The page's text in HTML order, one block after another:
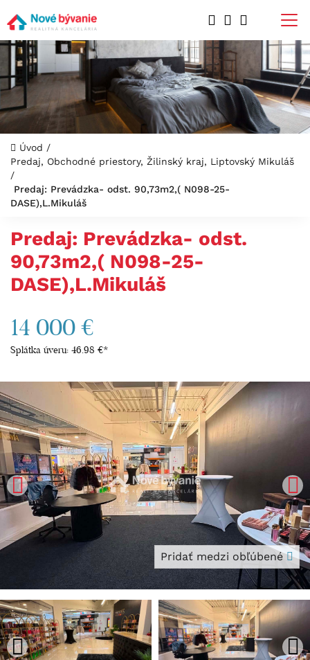
Úvod /
Predaj, Obchodné priestory, Žilinský kraj, Liptovský Mikuláš
/
Predaj: Prevádzka- odst. 90,73m2,( N098-25-
DASE),L.Mikuláš
Predaj: Prevádzka- odst.
90,73m2,( N098-25-
DASE),L.Mikuláš
14 000 €
Splátka úveru: 46.98 €*
Pridať medzi obľúbené